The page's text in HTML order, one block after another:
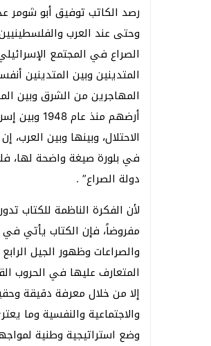
رصد الكاتب توفيق أبو شومر
وحتى عند العرب
الصراع في المجتمع
المتدينين وبين المتدينين
المهاجرين من الشرق وبين
أرضهم
الاحتلال، وبينها وبين
في بلورة صيغة واضحة لها،
دولة الصراع” .
لأن الفكرة الناظمة للكتاب
مفروضاً، فإن الكتاب يأتي في
والصراعات وظهور الجيل
المتعارف عليها في الحروب
إلا من خلال معرفة دقيقة
والاجتماعية والنفسية وما
وضع استراتيجية وطنية